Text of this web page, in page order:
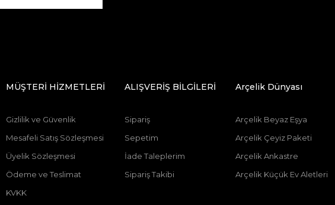
MÜŞTERİ HİZMETLERİ
Gizlilik ve Güvenlik
Mesafeli Satış Sözleşmesi
Üyelik Sözleşmesi
Ödeme ve Teslimat
KVKK
ALIŞVERİŞ BİLGİLERİ
Sipariş
Sepetim
İade Taleplerim
Sipariş Takibi
Arçelik Dünyası
Arçelik Beyaz Eşya
Arçelik Çeyiz Paketi
Arçelik Ankastre
Arçelik Küçük Ev Aletleri